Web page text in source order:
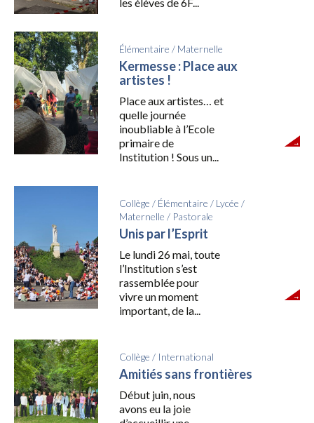
Élémentaire / Maternelle
Kermesse : Place aux
artistes !
Place aux artistes… et
quelle journée
inoubliable à l’Ecole
primaire de
Institution ! Sous un...
Collège / Élémentaire / Lycée /
Maternelle / Pastorale
Unis par l’Esprit
Le lundi 26 mai, toute
l’Institution s’est
rassemblée pour
vivre un moment
important, de la...
Collège / International
Amitiés sans frontières
Début juin, nous
avons eu la joie